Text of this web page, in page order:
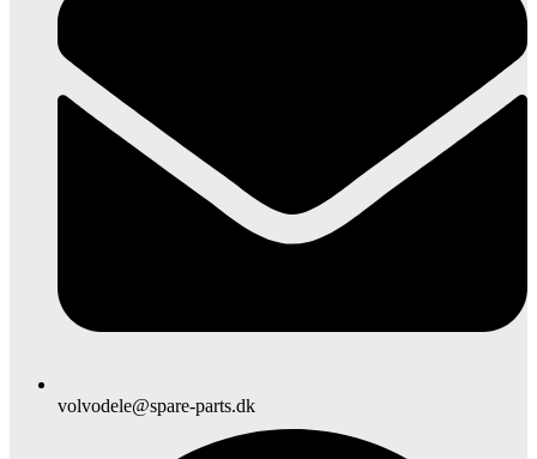
volvodele@spare-parts.dk